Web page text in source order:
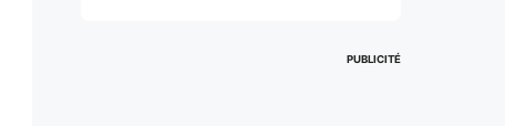
PUBLICITÉ